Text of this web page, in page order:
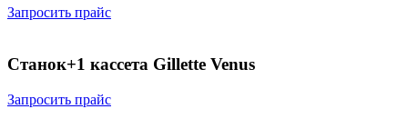
Запросить прайс
Станок+1 кассета Gillette Venus
Запросить прайс